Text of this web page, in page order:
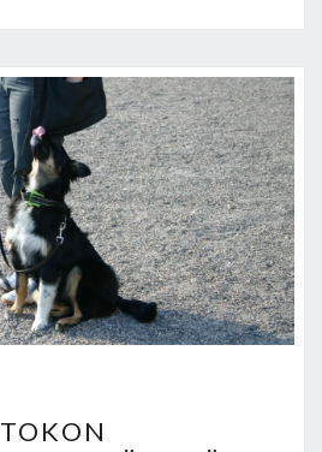
ALKEISKURSSI/TÄYNNÄ
TOKON